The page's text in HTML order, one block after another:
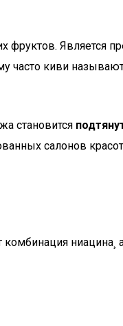
Является
часто киви
становится
салонов
ниацина¸